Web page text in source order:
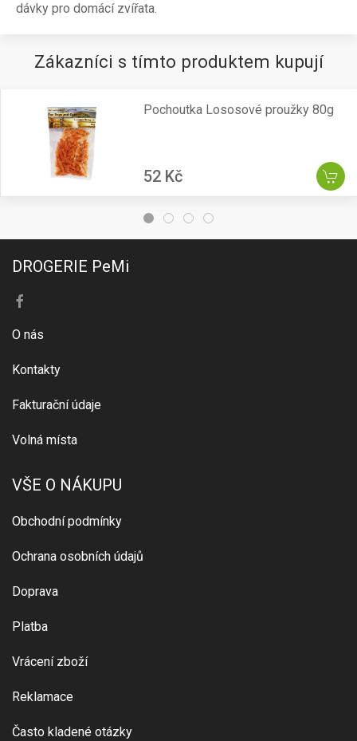
dávky pro domácí zvířata.
Zákazníci s tímto produktem kupují
Pochoutka Lososové proužky 80g
52 Kč
DROGERIE PeMi
O nás
Kontakty
Fakturační údaje
Volná místa
VŠE O NÁKUPU
Obchodní podmínky
Ochrana osobních údajů
Doprava
Platba
Vrácení zboží
Reklamace
Často kladené otázky